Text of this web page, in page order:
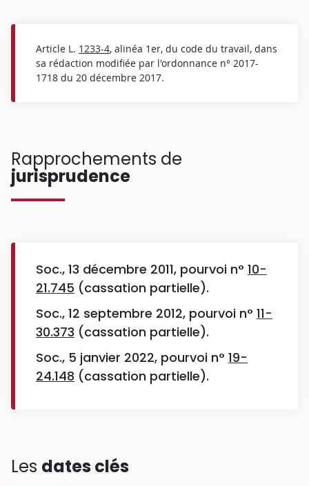
Article L. 1233-4, alinéa 1er, du code du travail, dans
sa rédaction modifiée par l'ordonnance n° 2017-
1718 du 20 décembre 2017.
Rapprochements de
jurisprudence
Soc., 13 décembre 2011, pourvoi n° 10-
21.745 (cassation partielle).
Soc., 12 septembre 2012, pourvoi n° 11-
30.373 (cassation partielle).
Soc., 5 janvier 2022, pourvoi n° 19-
24.148 (cassation partielle).
Les dates clés